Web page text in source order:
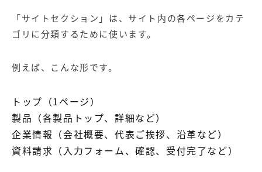
「サイトセクション」は、サイト内の各ページをカテ
ゴリに分類するために使います。
例えば、こんな形です。
トップ（1ページ）
製品（各製品トップ、詳細など）
企業情報（会社概要、代表ご挨拶、沿革など）
資料請求（入力フォーム、確認、受付完了など）